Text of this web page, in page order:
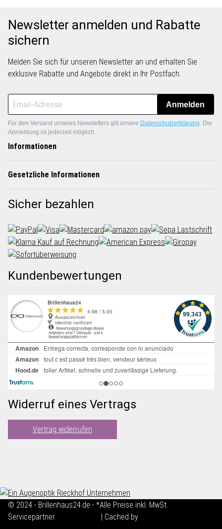
Newsletter anmelden und Rabatte
sichern
Melden Sie sich für unseren Newsletter an und erhalten Sie
exklusive Rabatte und Angebote direkt in Ihr Postfach.
Anmelden
Für den Versand unseres Newsletters gilt unsere Datenschutzerklärung. Die
Abmeldung ist jederzeit möglich.
Informationen
Gesetzliche Informationen
Sicher bezahlen
Kundenbewertungen
Widerruf eines Vertrags
Vertrag widerrufen
© 2024 - Brillenhaus24.de - *Alle Preise inkl. MwSt.
Servicepartner
| Cached by